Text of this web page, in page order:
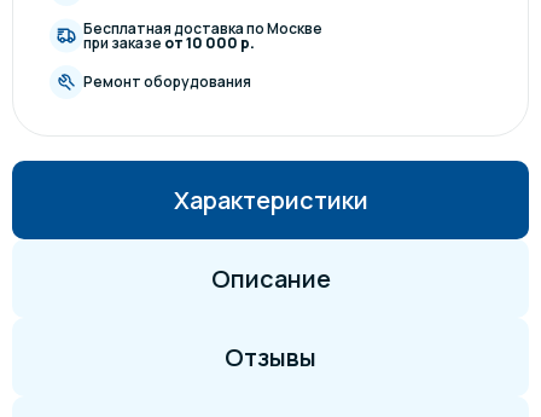
Бесплатная доставка по Москве
при заказе от 10 000 р.
Ремонт оборудования
Характеристики
Описание
Отзывы